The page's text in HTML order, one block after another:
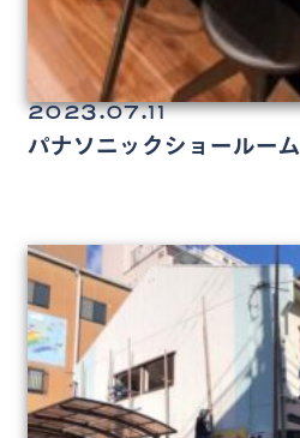
2023.07.11
パナソニックショールーム